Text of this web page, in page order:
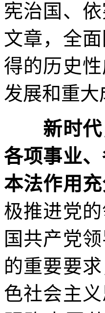
宪治国、
文章，全
得的历史
发展和重大
新时代
各项事业
本法作用
极推进党
国共产党
的重要要
色社会主